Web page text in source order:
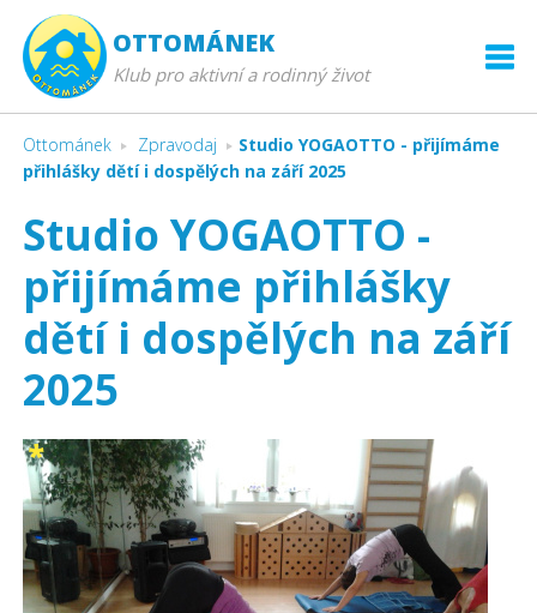
OTTOMÁNEK
Klub pro aktivní a rodinný život
Ottománek Zpravodaj
Studio YOGAOTTO - přijímáme
přihlášky dětí i dospělých na září 2025
Studio YOGAOTTO -
přijímáme přihlášky
dětí i dospělých na září
2025